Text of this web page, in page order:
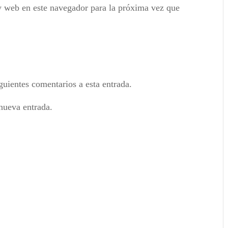
en este navegador para la próxima vez que
comentarios a esta entrada.
entrada.